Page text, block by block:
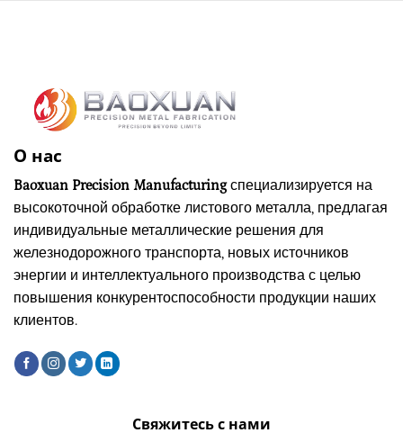
О нас
Baoxuan Precision Manufacturingспециализируется на
высокоточной обработке листового металла, предлагая
индивидуальные металлические решения для
железнодорожного транспорта, новых источников
энергии и интеллектуального производства с целью
повышения конкурентоспособности продукции наших
клиентов.
Свяжитесь с нами